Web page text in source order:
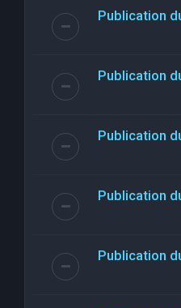
Publication
Publication
Publication
Publication
Publication